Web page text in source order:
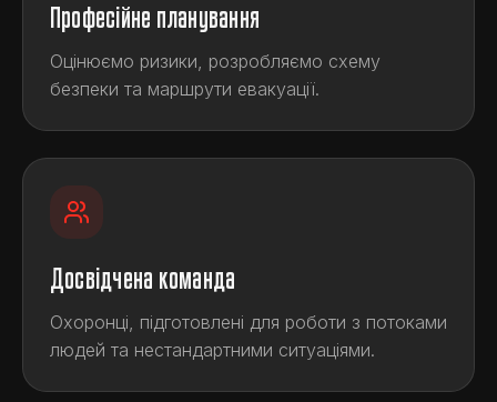
Професійне планування
Оцінюємо ризики, розробляємо схему
безпеки та маршрути евакуації.
Досвідчена команда
Охоронці, підготовлені для роботи з потоками
людей та нестандартними ситуаціями.